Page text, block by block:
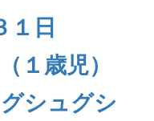
１日
１歳児）
シュグシ